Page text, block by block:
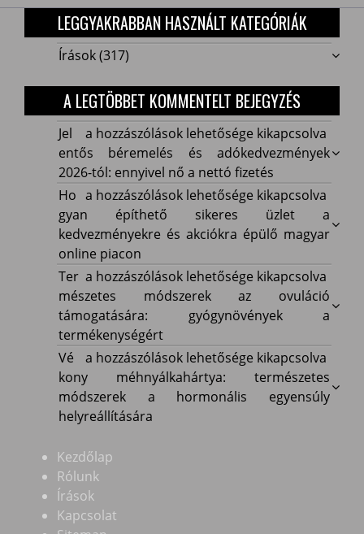
LEGGYAKRABBAN HASZNÁLT KATEGÓRIÁK
Írások(317)
A LEGTÖBBET KOMMENTELT BEJEGYZÉS
Jelentős
béremelés
és
adókedvezmények
2026-
tól:
ennyivel
nő
nettó
fizetés
bejegyzéshez
a hozzászólások lehetősége kikapcsolva
Jel
entős béremelés és adókedvezmények
2026-tól: ennyivel nő a nettó fizetés
Hogyan
építhető
sikeres
üzlet
a
kedvezményekre
és
akciókra
épülő
online
piacon
a hozzászólások lehetősége kikapcsolva
Ho
gyan építhető sikeres üzlet a
kedvezményekre és akciókra épülő magyar
online piacon
Természetes
módszerek
az
ovuláció
támogatására:
gyógynövények
a
termékenységért
a hozzászólások lehetősége kikapcsolva
Ter
mészetes módszerek az ovuláció
támogatására: gyógynövények a
termékenységért
Vékony
méhnyálkahártya:
természetes
módszerek
hormonális
egyensúly
helyreállítására
bejegyzéshez
a hozzászólások lehetősége kikapcsolva
Vé
kony méhnyálkahártya: természetes
módszerek a hormonális egyensúly
helyreállítására
Kezdőlap
Rólunk
Írások
Kapcsolat